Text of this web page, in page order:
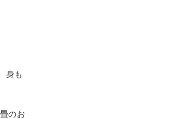
身も
のお